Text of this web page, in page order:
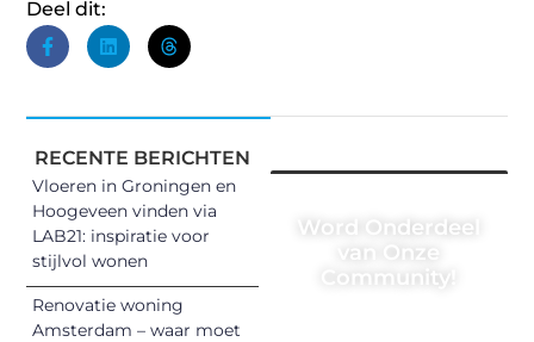
Deel dit:
RECENTE BERICHTEN
Vloeren in Groningen en
Hoogeveen vinden via
LAB21: inspiratie voor
stijlvol wonen
Renovatie woning
Amsterdam – waar moet
Word Onderdeel
van Onze
Community!